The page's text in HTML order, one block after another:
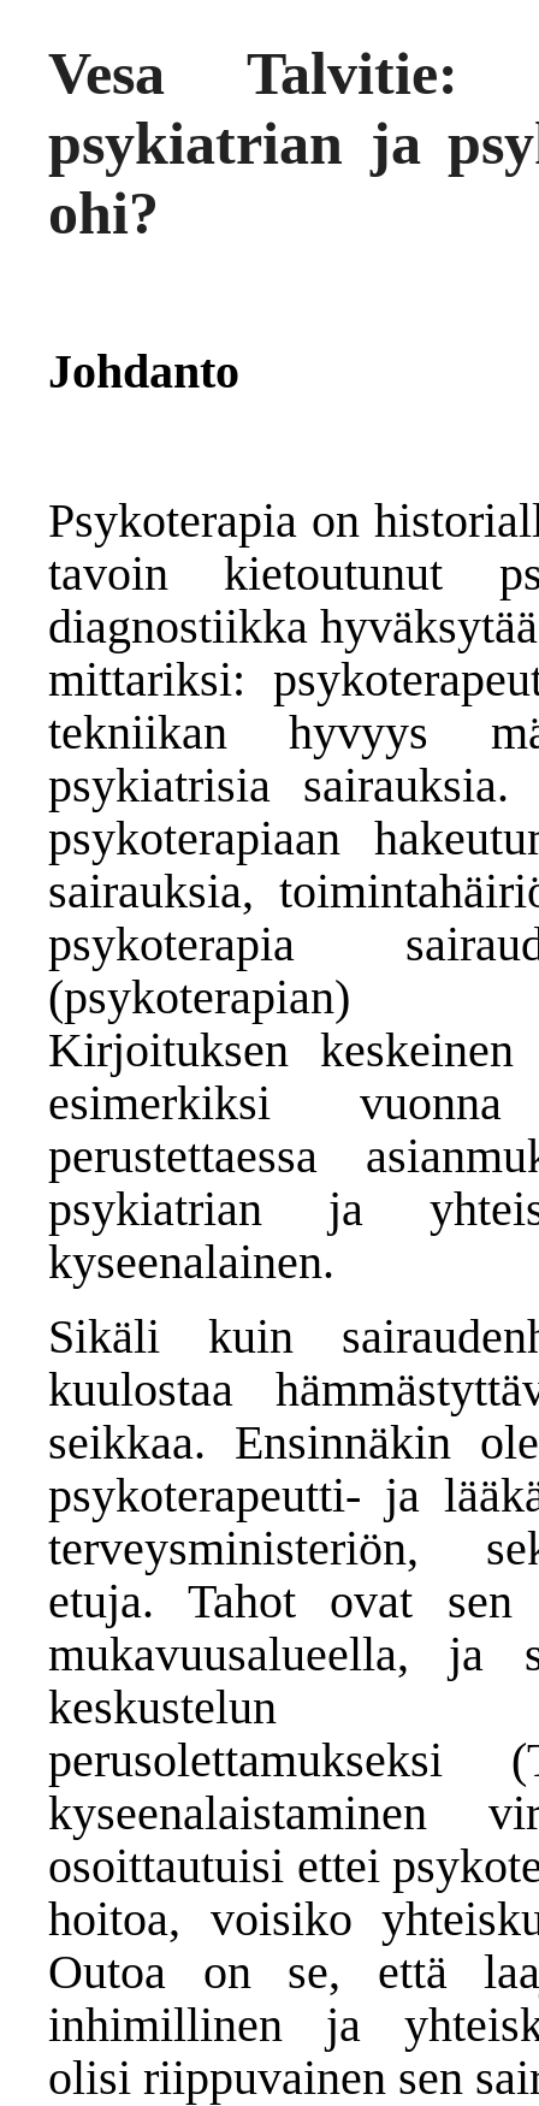
Vesa
psykiatrian ja
ohi?
Johdanto
Psykoterapia on
tavoin kietoutunut
diagnostiikka
mittariksi:
tekniikan hyvyys
psykiatrisia sairauksia.
psykoterapiaan
sairauksia,
psykoterapia
Kirjoituksen
esimerkiksi
perustettaessa
psykiatrian ja
kyseenalainen.
Sikäli kuin
kuulostaa
seikkaa. Ensinnäkin
psykoterapeutti- ja
terveysministeriön,
etuja. Tahot ovat
mukavuusalueella,
keskustelun
osoittautuisi ettei
hoitoa, voisiko
Outoa on se, että
inhimillinen ja
olisi riippuvainen sen